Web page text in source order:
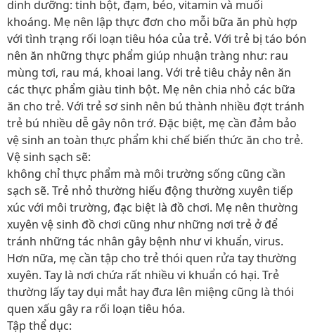
dinh dưỡng: tinh bột, đạm, béo, vitamin và muối
khoáng. Mẹ nên lập thực đơn cho mỗi bữa ăn phù hợp
với tình trạng rối loạn tiêu hóa của trẻ. Với trẻ bị táo bón
nên ăn những thực phẩm giúp nhuận tràng như: rau
mùng tơi, rau má, khoai lang. Với trẻ tiêu chảy nên ăn
các thực phẩm giàu tinh bột. Mẹ nên chia nhỏ các bữa
ăn cho trẻ. Với trẻ sơ sinh nên bú thành nhiều đợt tránh
trẻ bú nhiều dễ gây nôn trớ. Đặc biệt, mẹ cần đảm bảo
vệ sinh an toàn thực phẩm khi chế biến thức ăn cho trẻ.
Vệ sinh sạch sẽ:
không chỉ thực phẩm mà môi trường sống cũng cần
sạch sẽ. Trẻ nhỏ thường hiếu động thường xuyên tiếp
xúc với môi trường, đạc biệt là đồ chơi. Mẹ nên thường
xuyên vệ sinh đồ chơi cũng như những nơi trẻ ở để
tránh những tác nhân gây bệnh như vi khuẩn, virus.
Hơn nữa, mẹ cần tập cho trẻ thói quen rửa tay thường
xuyên. Tay là nơi chứa rất nhiều vi khuẩn có hại. Trẻ
thường lấy tay dụi mắt hay đưa lên miệng cũng là thói
quen xấu gây ra rối loạn tiêu hóa.
Tập thể dục: